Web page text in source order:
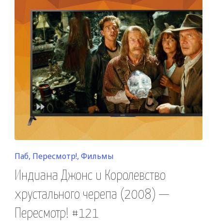
Posted
in
Паб Пересмотр! Фильмы
Индиана Джонс и Королевство
хрустального черепа (2008) —
Пересмотр! #121